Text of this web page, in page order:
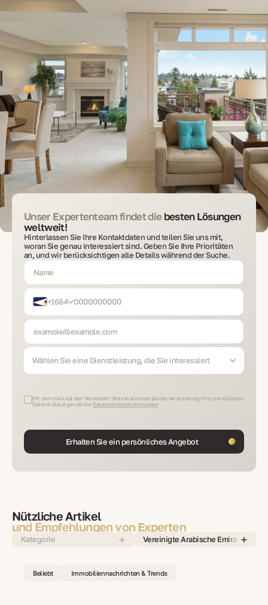
Unser Expertenteam findet diebesten Lösungen
weltweit!
Hinterlassen Sie Ihre Kontaktdaten und teilen Sie uns mit,
woran Sie genau interessiert sind. Geben Sie Ihre Prioritäten
an, und wir berücksichtigen alle Details während der Suche.
+1684
Wählen Sie eine Dienstleistung, die Sie interessiert
Mit dem Klick auf den "Absenden"-Button stimmen Sie der Verarbeitung Ihrer persönlichen
Daten in Dubai gemäß der Datenschutzbestimmungen
Erhalten Sie ein persönliches Angebot
Nützliche Artikel
und Empfehlungen von Experten
Kategorie Vereinigte Arabische Emirate
Beliebt Immobiliennachrichten & Trends